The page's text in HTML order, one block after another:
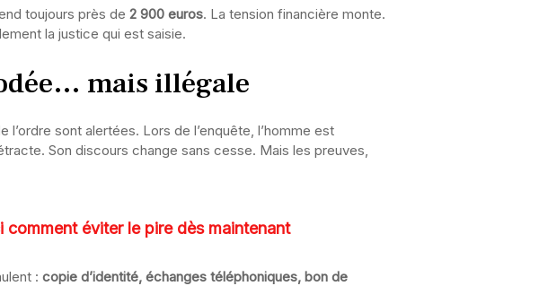
toujours près de 2 900 euros. La tension financière monte.
la justice qui est saisie.
mais illégale
sont alertées. Lors de l’enquête, l’homme est
Son discours change sans cesse. Mais les preuves,
comment éviter le pire dès maintenant
: copie d’identité, échanges téléphoniques, bon de